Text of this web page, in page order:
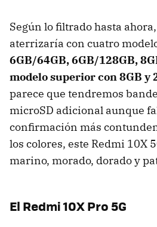
Según lo filtrado hasta
aterrizaría con cuatro
6GB/64GB, 6GB/128GB,
modelo superior con 8GB y
parece que tendremos
microSD adicional aunque
confirmación más
los colores, este Redmi 10X
marino, morado, dorado y
El Redmi 10X Pro 5G